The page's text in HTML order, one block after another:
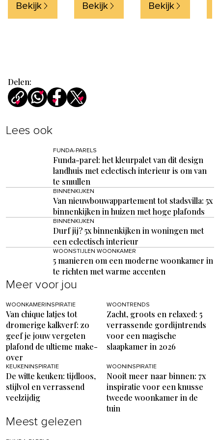
Bekijk Bekijk Bekijk
Delen:
Lees ook
FUNDA-PARELS
Funda-parel: het kleurpalet van dit design
landhuis met eclectisch interieur is om van
te smullen
BINNENKIJKEN
Van nieuwbouwappartement tot stadsvilla: 5x
binnenkijken in huizen met hoge plafonds
BINNENKIJKEN
Durf jij? 5x binnenkijken in woningen met
een eclectisch interieur
WOONSTIJLEN WOONKAMER
5 manieren om een moderne woonkamer in
te richten met warme accenten
Meer voor jou
WOONKAMERINSPIRATIE
Van chique latjes tot
dromerige kalkverf: zo
geef je jouw vergeten
plafond de ultieme make-
over
WOONTRENDS
Zacht, groots en relaxed: 5
verrassende gordijntrends
voor een magische
slaapkamer in 2026
KEUKENINSPIRATIE
De witte keuken: tijdloos,
stijlvol en verrassend
veelzijdig
WOONINSPIRATIE
Nooit meer naar binnen: 7x
inspiratie voor een knusse
tweede woonkamer in de
tuin
Meest gelezen